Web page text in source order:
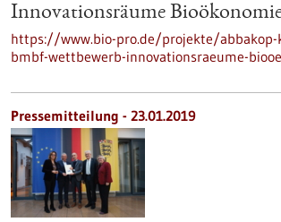
Innovationsräume
https://www.bio-pro.de/projekte/abbakop-
bmbf-wettbewerb-innovationsraeume-
Pressemitteilung - 23.01.2019